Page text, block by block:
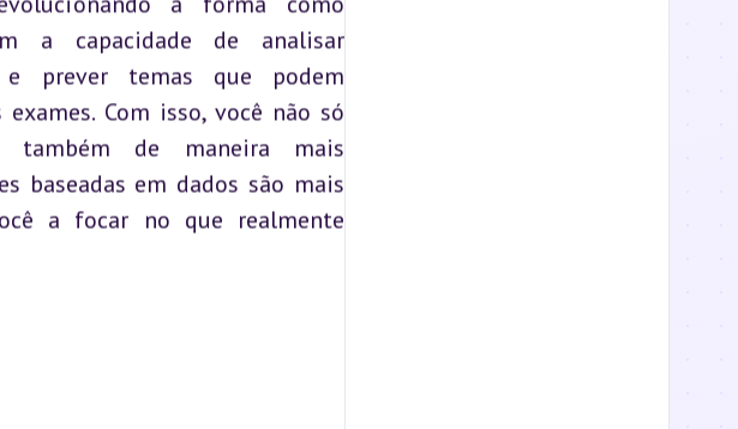
a capacidade de analisar
e prever temas que podem
Com isso, você não só
também de maneira mais
baseadas em dados são mais
a focar no que realmente